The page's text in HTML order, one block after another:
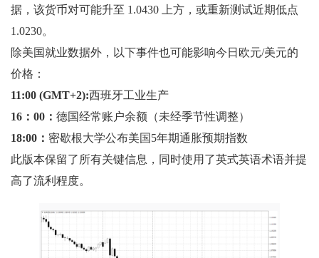
据，该货币对可能升至 1.0430 上方，或重新测试近期低点
1.0230。
除美国就业数据外，以下事件也可能影响今日欧元/美元的
价格：
11:00 (GMT+2):西班牙工业生产
16：00： 德国经常账户余额（未经季节性调整）
18:00： 密歇根大学公布美国5年期通胀预期指数
此版本保留了所有关键信息，同时使用了英式英语术语并提
高了流利程度。